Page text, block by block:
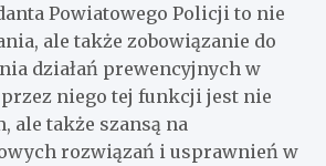
Powiatowego Policji to nie
ale także zobowiązanie do
działań prewencyjnych w
niego tej funkcji jest nie
ale także szansą na
rozwiązań i usprawnień w